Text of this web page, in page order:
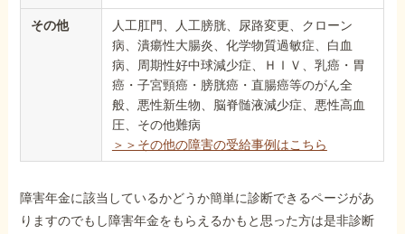
その他
人工肛門、人工膀胱、尿路変更、クローン
病、潰瘍性大腸炎、化学物質過敏症、白血
病、周期性好中球減少症、ＨＩＶ、乳癌・胃
癌・子宮頸癌・膀胱癌・直腸癌等のがん全
般、悪性新生物、脳脊髄液減少症、悪性高血
圧、その他難病
＞＞その他の障害の受給事例はこちら
障害年金に該当しているかどうか簡単に診断できるページがあ
りますのでもし障害年金をもらえるかもと思った方は是非診断